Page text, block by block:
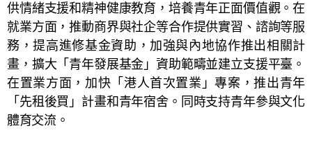
供情緒支援和精神健康教育，培養青年正面價值觀。在
就業方面，推動商界與社企等合作提供實習、諮詢等服
務，提高進修基金資助，加強與內地協作推出相關計
畫，擴大「青年發展基金」資助範疇並建立支援平臺。
在置業方面，加快「港人首次置業」專案，推出青年
「先租後買」計畫和青年宿舍。同時支持青年參與文化
體育交流。